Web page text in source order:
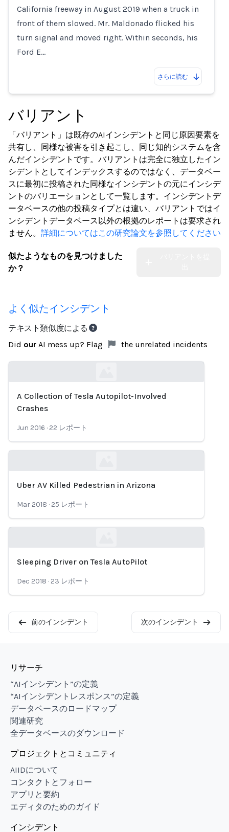
California freeway in August 2019 when a truck in
front of them slowed. Mr. Maldonado flicked his
turn signal and moved right. Within seconds, his
Ford E…
さらに読む
バリアント
「バリアント」は既存のAIインシデントと同じ原因要素を
共有し、同様な被害を引き起こし、同じ知的システムを含
んだインシデントです。バリアントは完全に独立したイン
シデントとしてインデックスするのではなく、データベー
スに最初に投稿された同様なインシデントの元にインシデ
ントのバリエーションとして一覧します。インシデントデ
ータベースの他の投稿タイプとは違い、バリアントではイ
ンシデントデータベース以外の根拠のレポートは要求され
ません。 詳細についてはこの研究論文を参照してください
似たようなものを見つけました
か？
よく似たインシデント
テキスト類似度による
Did our AI mess up? Flag the unrelated incidents
Loading...
A Collection of Tesla Autopilot-Involved
Crashes
Jun 2016 · 22 レポート
Uber AV Killed Pedestrian in Arizona
Mar 2018 · 25 レポート
Loading...
Sleeping Driver on Tesla AutoPilot
Dec 2018 · 23 レポート
前のインシデント 次のインシデント
リサーチ
“AIインシデント”の定義
“AIインシデントレスポンス”の定義
データベースのロードマップ
関連研究
全データベースのダウンロード
プロジェクトとコミュニティ
AIIDについて
コンタクトとフォロー
アプリと要約
エディタのためのガイド
インシデント